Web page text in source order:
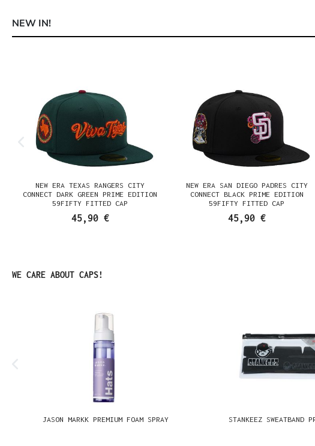
NEW IN!
NEW ERA TEXAS RANGERS CITY
CONNECT DARK GREEN PRIME EDITION
59FIFTY FITTED CAP
45,90 €
NEW ERA SAN DIEGO PADRES CITY
CONNECT BLACK PRIME EDITION
59FIFTY FITTED CAP
45,90 €
Produktgalerie überspringen
WE CARE ABOUT CAPS!
JASON MARKK PREMIUM FOAM SPRAY STANKEEZ SWEATBAND